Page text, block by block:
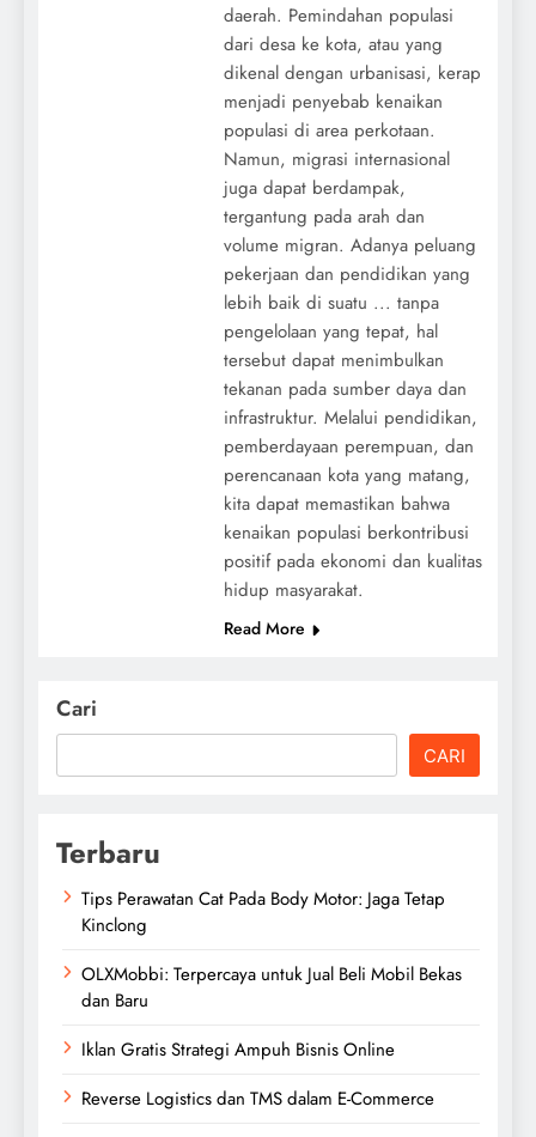
daerah. Pemindahan populasi
dari desa ke kota, atau yang
dikenal dengan urbanisasi, kerap
menjadi penyebab kenaikan
populasi di area perkotaan.
Namun, migrasi internasional
juga dapat berdampak,
tergantung pada arah dan
volume migran. Adanya peluang
pekerjaan dan pendidikan yang
lebih baik di suatu ... tanpa
pengelolaan yang tepat, hal
tersebut dapat menimbulkan
tekanan pada sumber daya dan
infrastruktur. Melalui pendidikan,
pemberdayaan perempuan, dan
perencanaan kota yang matang,
kita dapat memastikan bahwa
kenaikan populasi berkontribusi
positif pada ekonomi dan kualitas
hidup masyarakat.
Read More
Cari
CARI
Terbaru
Tips Perawatan Cat Pada Body Motor: Jaga Tetap
Kinclong
OLXMobbi: Terpercaya untuk Jual Beli Mobil Bekas
dan Baru
Iklan Gratis Strategi Ampuh Bisnis Online
Reverse Logistics dan TMS dalam E-Commerce